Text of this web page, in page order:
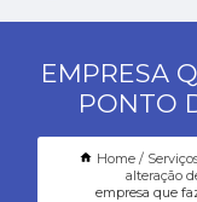
EMPRESA
PONTO
Home
alteração
empresa que